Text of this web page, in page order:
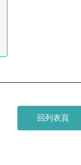
回列表頁